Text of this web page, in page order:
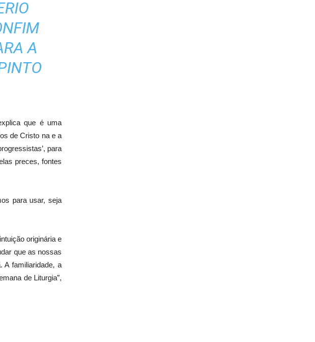
A
que é uma
de Cristo na e a
para
preces, fontes
para usar, seja
originária e
que as nossas
A familiaridade, a
de Liturgia”,